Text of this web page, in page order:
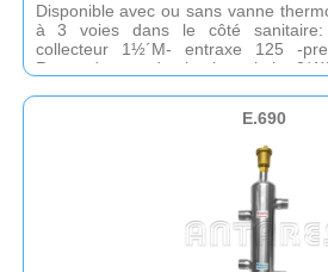
Disponible avec ou sans vanne
à 3 voies dans le côté sanitaire:
collecteur 1½´M- entraxe 125 -
Raccordement du circuit sanitaire 3/
E.690